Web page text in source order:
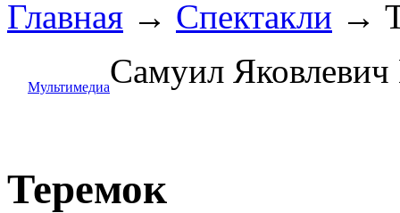
Главная → Спектакли →
МультимедиаСамуил
Теремок